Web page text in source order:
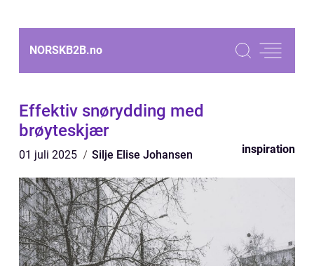
NORSKB2B.no
Effektiv snørydding med
brøyteskjær
01 juli 2025 Silje Elise Johansen inspiration